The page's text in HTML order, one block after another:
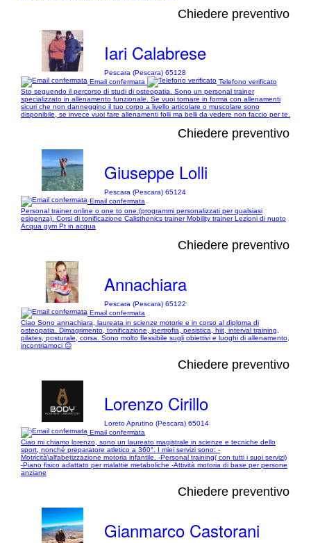
Chiedere preventivo
Iari Calabrese
Pescara (Pescara) 65128
Email confermata
Telefono verificato
Sto seguendo il percorso di studi di osteopatia. Sono un personal trainer
specializzato in allenamento funzionale. Se vuoi tornare in forma con allenamenti
sicuri che non danneggino il tuo corpo a livello articolare o muscolare sono
disponibile, se invece vuoi fare allenamenti folli ma belli da vedere non faccio per te.
Chiedere preventivo
Giuseppe Lolli
Pescara (Pescara) 65124
Email confermata
Personal trainer online o one to one.(programmi personalizzati per qualsiasi
esigenza). Corsi di tonificazione Calisthenics trainer Mobility trainer Lezioni di nuoto
Acqua gym Pt in acqua
Chiedere preventivo
Annachiara
Pescara (Pescara) 65122
Email confermata
Ciao Sono annachiara, laureata in scienze motorie e in corso al diploma di
osteopatia. Dimagrimento, tonificazione, ipertrofia, pesistica, hiit, interval training,
pilates, posturale, corsa. Sono molto flessibile sugli obiettivi e luoghi di allenamento,
incontriamoci 😊
Chiedere preventivo
Lorenzo Cirillo
Loreto Aprutino (Pescara) 65014
Email confermata
Ciao mi chiamo lorenzo, sono un laureato magistrale in scienze e tecniche dello
sport, nonché preparatore atletico a 360°. I miei servizi sono: -
Motricità\alfabetizzazione motoria infantile. -Personal training( con tutti i suoi servizi)
-Piano fisico adattato per malattie metaboliche -Attività motoria di base per persone
anziane
Chiedere preventivo
Gianmarco Castorani